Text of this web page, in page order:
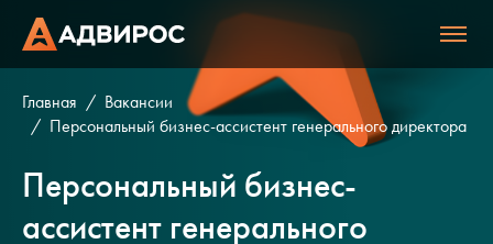
Главная
Вакансии
Персональный бизнес-ассистент генерального директора
Персональный бизнес-
ассистент генерального